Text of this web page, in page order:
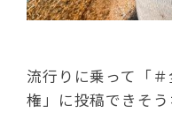
流行りに乗って「
権」に投稿できそう